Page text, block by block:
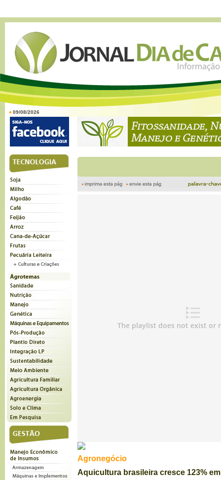
09/08/2026
Agronegócio
Aquicultura brasileira cresce 123%